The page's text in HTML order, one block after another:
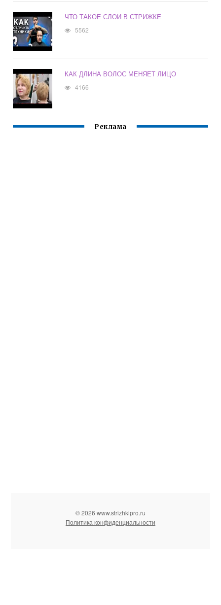
ЧТО ТАКОЕ СЛОИ В СТРИЖКЕ
5562
КАК ДЛИНА ВОЛОС МЕНЯЕТ ЛИЦО
4166
Реклама
© 2026 www.strizhkipro.ru
Политика конфиденциальности